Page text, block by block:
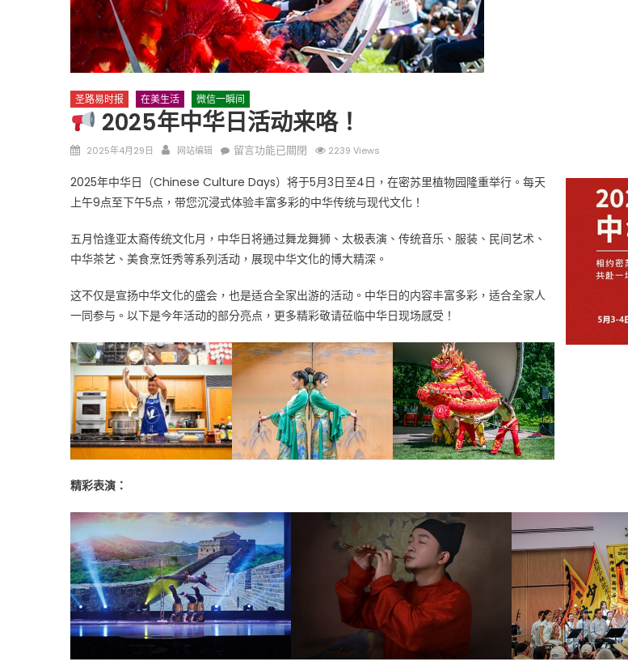
圣路易时报 在美生活 微信一瞬间
2025年中华日活动来咯！
Posted
2025年4月29日 Author
网站编辑
在
2025
中
华
活
动
咯！〉
中
留言功能已關閉 2239 Views
2025年中华日（Chinese Culture Days）将于5月3日至4日，在密苏里植物园隆重举行。每天
上午9点至下午5点，带您沉浸式体验丰富多彩的中华传统与现代文化！
五月恰逢亚太裔传统文化月，中华日将通过舞龙舞狮、太极表演、传统音乐、服装、民间艺术、
中华茶艺、美食烹饪秀等系列活动，展现中华文化的博大精深。
这不仅是宣扬中华文化的盛会，也是适合全家出游的活动。中华日的内容丰富多彩，适合全家人
一同参与。以下是今年活动的部分亮点，更多精彩敬请莅临中华日现场感受！
精彩表演：
Lu Team 卢长志
圣路易时报 圣路易时报广告
免费健康检查 无需预约 免费赠送血压计供符合
条件者使用 欢迎参加索取! 4月18日星期六 上午
9点至中午 Grace UM Church
Grace UM Church 免